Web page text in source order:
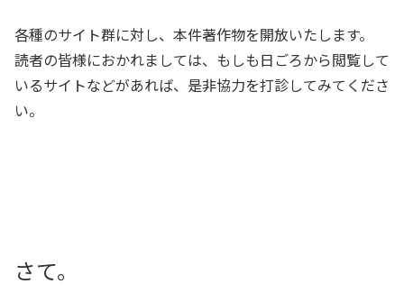
各種のサイト群に対し、本件著作物を開放いたします。
読者の皆様におかれましては、もしも日ごろから閲覧して
いるサイトなどがあれば、是非協力を打診してみてくださ
い。
さて。